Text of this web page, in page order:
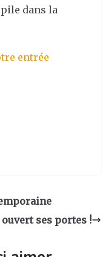
dans la
entrée
ses portes !